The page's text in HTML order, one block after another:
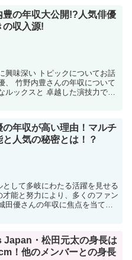
豊の年収大公開!?人気俳優
の収入源!
興味深い トピックについてお話
、 竹野内豊さんの年収について
ックスと 卓越した演技力で知
の年収が高い理由！マルチ
と人気の秘密とは！？
して多岐にわたる活躍を見せる
能と努力により、多くのファン
田優さんの年収に焦点を当て、
Japan・松田元太の身長は
！他のメンバーとの身長